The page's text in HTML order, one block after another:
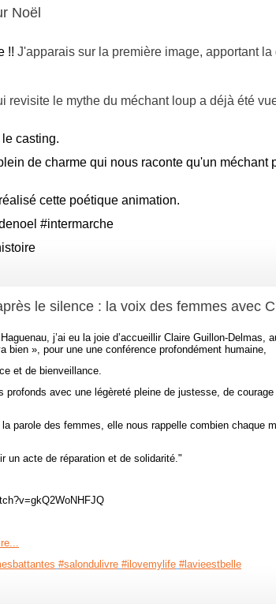
Noël
!! J'apparais sur la première image, apportant la
revisite le mythe du méchant loup a déjà été
casting.
de charme qui nous raconte qu'un méchant
cette poétique animation.
#intermarche
le silence : la voix des femmes avec
j’ai eu la joie d’accueillir Claire Guillon-Delmas,
», pour une une conférence profondément humaine,
et de bienveillance.
profonds avec une légèreté pleine de justesse, de courage
parole des femmes, elle nous rappelle combien chaque
un acte de réparation et de solidarité."
#salondulivre #ilovemylife #lavieestbelle